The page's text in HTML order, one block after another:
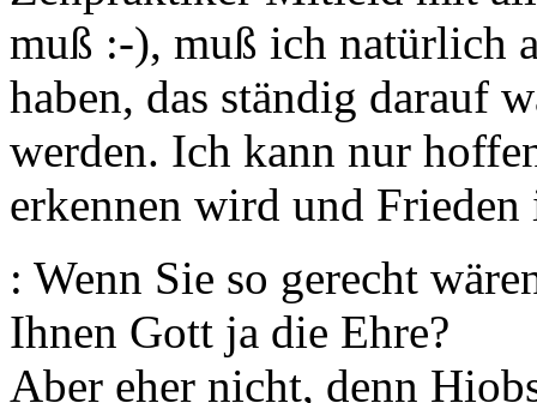
muß :-), muß ich natürlich
haben, das ständig darauf
werden. Ich kann nur
erkennen wird und
: Wenn Sie so gerecht
Ihnen Gott ja die Ehre?
Aber eher nicht, denn